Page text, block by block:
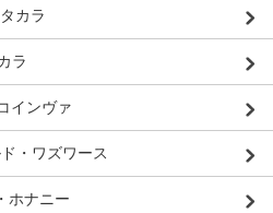
カラ
ラ
インヴァ
・ワズワース
ホナニー